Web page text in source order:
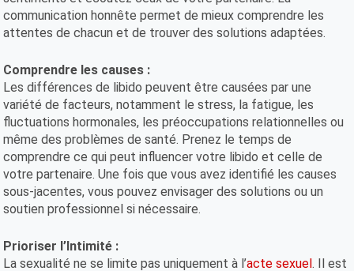
communication honnête permet de mieux comprendre les
attentes de chacun et de trouver des solutions adaptées.
Comprendre les causes :
Les différences de libido peuvent être causées par une
variété de facteurs, notamment le stress, la fatigue, les
fluctuations hormonales, les préoccupations relationnelles ou
même des problèmes de santé. Prenez le temps de
comprendre ce qui peut influencer votre libido et celle de
votre partenaire. Une fois que vous avez identifié les causes
sous-jacentes, vous pouvez envisager des solutions ou un
soutien professionnel si nécessaire.
Prioriser l’Intimité :
La sexualité ne se limite pas uniquement à l’acte sexuel. Il est